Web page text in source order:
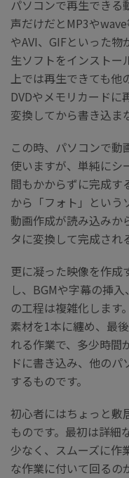
パソコンで再生できる
声だけだとMP3や
やAVI、GIFといった
生ソフトをインストー
上では再生できても他
DVDやメモリカードに
変換してから書き込ま
この時、パソコンで動
使いますが、単純にシ
間もかからずに完成す
から「フォト」という
動画作成が読み込みか
タに変換して完成され
更に凝った映像を作成
し、BGMや字幕の挿
の工程は複雑化します
素材を1本に纏め、最
れる作業で、多少時間
ドに書き込み、他の
するものです。
初心者にはちょっと敷
ものです。最初は詳細
少なく、スムーズに作
な作業に付いて回るの